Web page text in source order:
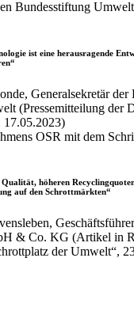
ist eine herausragende
Generalsekretär der
(Pressemitteilung der
17.05.2023)
höheren
auf den Schrottmärkten“
& Co. KG (Artikel in
der Umwelt“,